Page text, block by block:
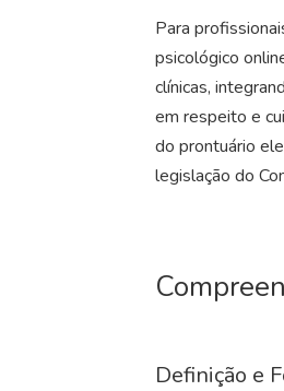
Para
psicológico
clínicas,
em respeito e
do prontuário
legislação do
Definição e